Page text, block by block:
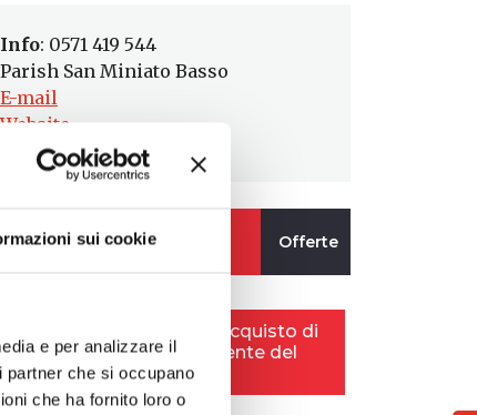
sui cookie
e per analizzare il
che si occupano
che ha fornito loro o
Info: 0571 419 544
Parish San Miniato Basso
E-mail
Website